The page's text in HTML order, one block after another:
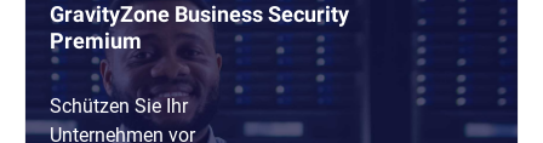
GravityZone Business Security
Premium
Schützen Sie Ihr
Unternehmen vor